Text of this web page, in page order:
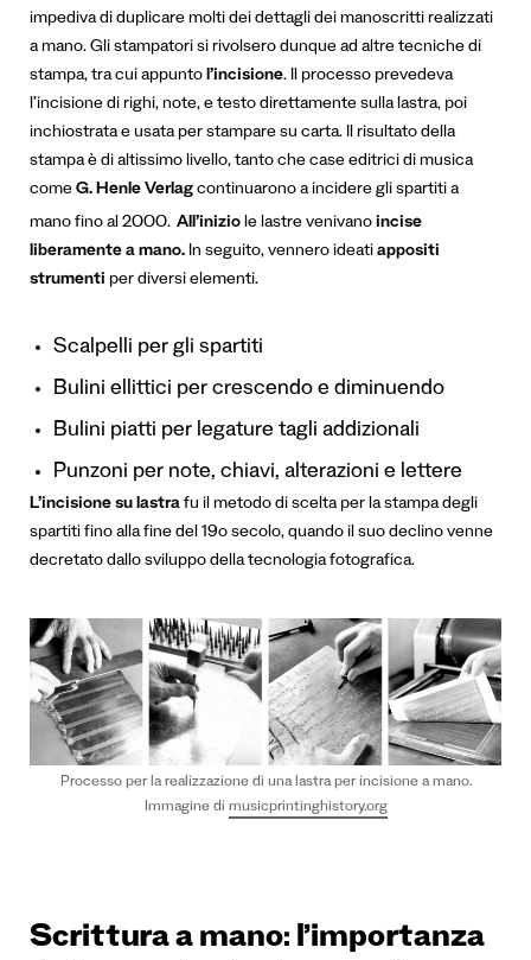
impediva di duplicare molti dei dettagli dei manoscritti realizzati
a mano. Gli stampatori si rivolsero dunque ad altre tecniche di
stampa, tra cui appuntol’incisione. Il processo prevedeva
l’incisione di righi, note, e testo direttamente sulla lastra, poi
inchiostrata e usata per stampare su carta. Il risultato della
stampa è di altissimo livello, tanto che case editrici di musica
comeG. Henle Verlagcontinuarono a incidere gli spartiti a
mano fino al 2000. All’iniziole lastre venivanoincise
liberamente a mano. In seguito, vennero ideatiappositi
strumenti per diversi elementi.
Scalpelli per gli spartiti
Bulini ellittici per crescendo e diminuendo
Bulini piatti per legature tagli addizionali
Punzoni per note, chiavi, alterazioni e lettere
L’incisione su lastrafu il metodo di scelta per la stampa degli
spartiti fino alla fine del 19o secolo, quando il suo declino venne
decretato dallo sviluppo della tecnologia fotografica.
Processo per la realizzazione di una lastra per incisione a mano.
Immagine di musicprintinghistory.org
Scrittura a mano: l’importanza